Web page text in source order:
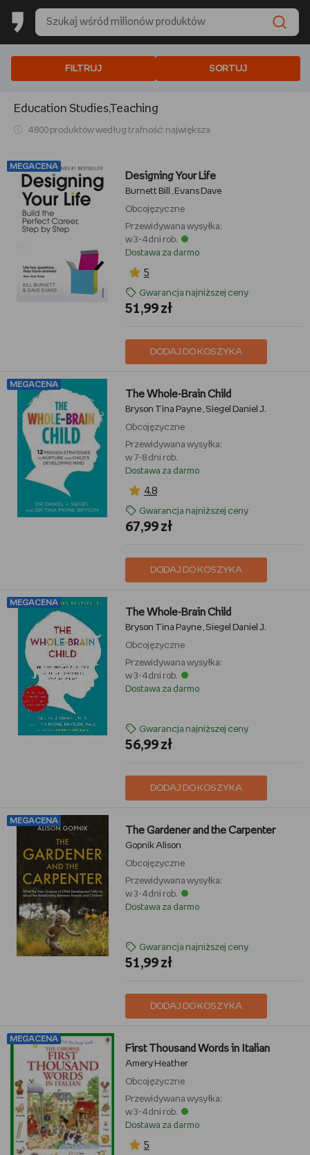
FILTRUJ SORTUJ
Education Studies,Teaching
4 800 produktów według trafność: największa
MEGACENA
Designing Your Life
Burnett Bill
Evans Dave
Obcojęzyczne
Przewidywana wysyłka:
w 3-4 dni rob.
Dostawa za darmo
5
Gwarancja najniższej ceny
51,99 zł
DODAJ DO KOSZYKA
MEGACENA
The Whole-Brain Child
Bryson Tina Payne Siegel Daniel J.
Obcojęzyczne
Przewidywana wysyłka:
w 7-8 dni rob.
Dostawa za darmo
4,8
Gwarancja najniższej ceny
67,99 zł
DODAJ DO KOSZYKA
MEGACENA
The Whole-Brain Child
Bryson Tina Payne Siegel Daniel J.
Obcojęzyczne
Przewidywana wysyłka:
w 3-4 dni rob.
Dostawa za darmo
Gwarancja najniższej ceny
56,99 zł
DODAJ DO KOSZYKA
MEGACENA
The Gardener and the Carpenter
Gopnik Alison
Obcojęzyczne
Przewidywana wysyłka:
w 3-4 dni rob.
Dostawa za darmo
Gwarancja najniższej ceny
51,99 zł
DODAJ DO KOSZYKA
MEGACENA
First Thousand Words in Italian
Amery Heather
Obcojęzyczne
Przewidywana wysyłka:
w 3-4 dni rob.
Dostawa za darmo
5